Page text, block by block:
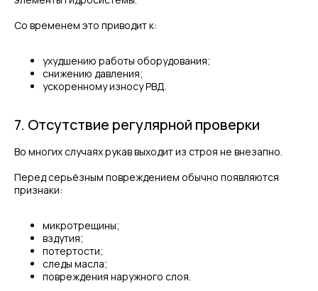
Со временем это приводит к:
ухудшению работы оборудования;
снижению давления;
ускоренному износу РВД.
7. Отсутствие регулярной проверки
Во многих случаях рукав выходит из строя не внезапно.
Перед серьёзным повреждением обычно появляются
признаки:
микротрещины;
вздутия;
потертости;
следы масла;
повреждения наружного слоя.